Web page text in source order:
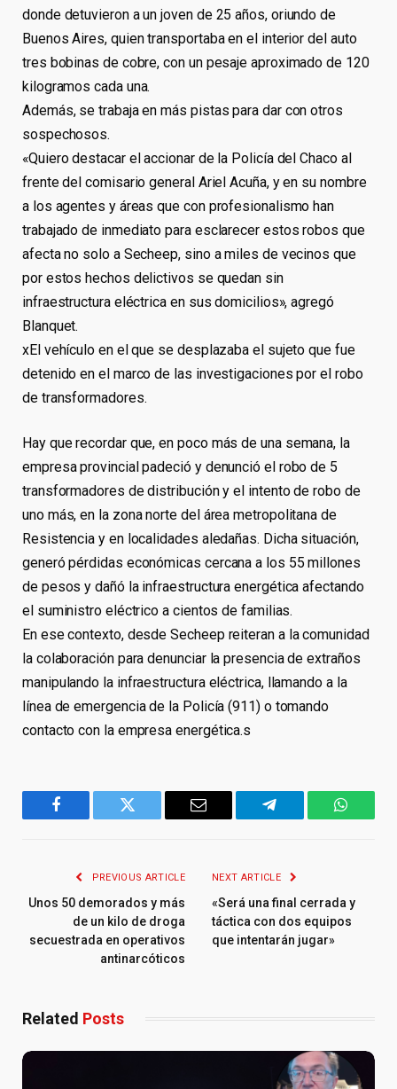
donde detuvieron a un joven de 25 años, oriundo de
Buenos Aires, quien transportaba en el interior del auto
tres bobinas de cobre, con un pesaje aproximado de 120
kilogramos cada una.
Además, se trabaja en más pistas para dar con otros
sospechosos.
«Quiero destacar el accionar de la Policía del Chaco al
frente del comisario general Ariel Acuña, y en su nombre
a los agentes y áreas que con profesionalismo han
trabajado de inmediato para esclarecer estos robos que
afecta no solo a Secheep, sino a miles de vecinos que
por estos hechos delictivos se quedan sin
infraestructura eléctrica en sus domicilios», agregó
Blanquet.
xEl vehículo en el que se desplazaba el sujeto que fue
detenido en el marco de las investigaciones por el robo
de transformadores.
Hay que recordar que, en poco más de una semana, la
empresa provincial padeció y denunció el robo de 5
transformadores de distribución y el intento de robo de
uno más, en la zona norte del área metropolitana de
Resistencia y en localidades aledañas. Dicha situación,
generó pérdidas económicas cercana a los 55 millones
de pesos y dañó la infraestructura energética afectando
el suministro eléctrico a cientos de familias.
En ese contexto, desde Secheep reiteran a la comunidad
la colaboración para denunciar la presencia de extraños
manipulando la infraestructura eléctrica, llamando a la
línea de emergencia de la Policía (911) o tomando
contacto con la empresa energética.s
Facebook Twitter Email Telegram
PREVIOUS ARTICLE
Unos 50 demorados y más
de un kilo de droga
secuestrada en operativos
antinarcóticos
NEXT ARTICLE
«Será una final cerrada y
táctica con dos equipos
que intentarán jugar»
Related Posts